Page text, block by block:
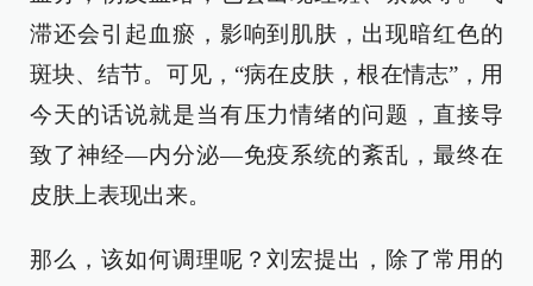
滞还会引起血瘀，影响到肌肤，出现暗红色的
斑块、结节。可见，“病在皮肤，根在情志”，用
今天的话说就是当有压力情绪的问题，直接导
致了神经—内分泌—免疫系统的紊乱，最终在
皮肤上表现出来。
那么，该如何调理呢？刘宏提出，除了常用的